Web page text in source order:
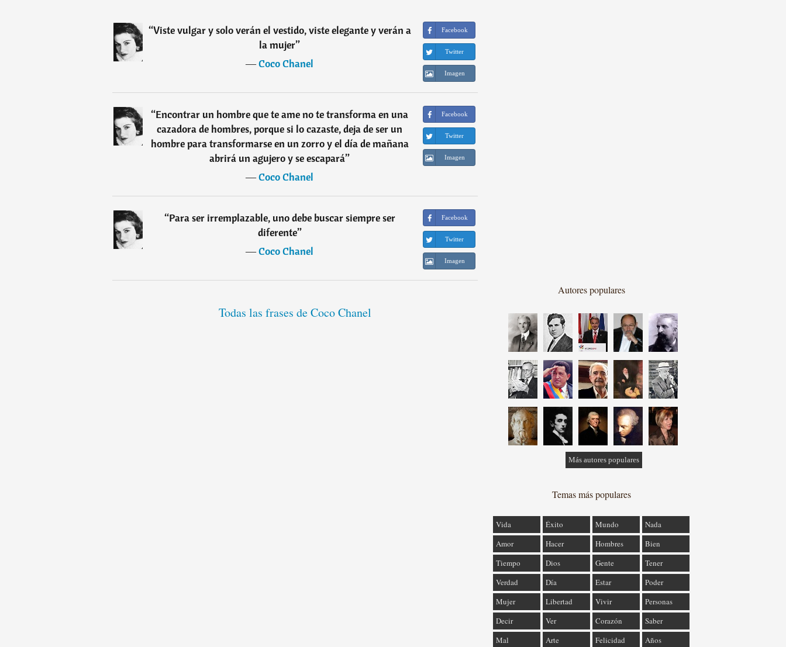
“Viste vulgar y solo verán el vestido, viste elegante y verán a
la mujer”
―Coco Chanel
Facebook
Twitter
Imagen
“Encontrar un hombre que te ame no te transforma en una
cazadora de hombres, porque si lo cazaste, deja de ser un
hombre para transformarse en un zorro y el día de mañana
abrirá un agujero y se escapará”
―Coco Chanel
Facebook
Twitter
Imagen
“Para ser irremplazable, uno debe buscar siempre ser
diferente”
―Coco Chanel
Facebook
Twitter
Imagen
Todas las frases de Coco Chanel
Autores populares
Más autores populares
Temas más populares
Vida Éxito Mundo
Nada
Amor
Hacer Hombres
Bien
Tiempo
Dios Gente
Tener
Verdad
Día Estar
Poder
Mujer
Libertad Vivir
Personas
Decir
Ver Corazón
Saber
Mal
Arte Felicidad Años